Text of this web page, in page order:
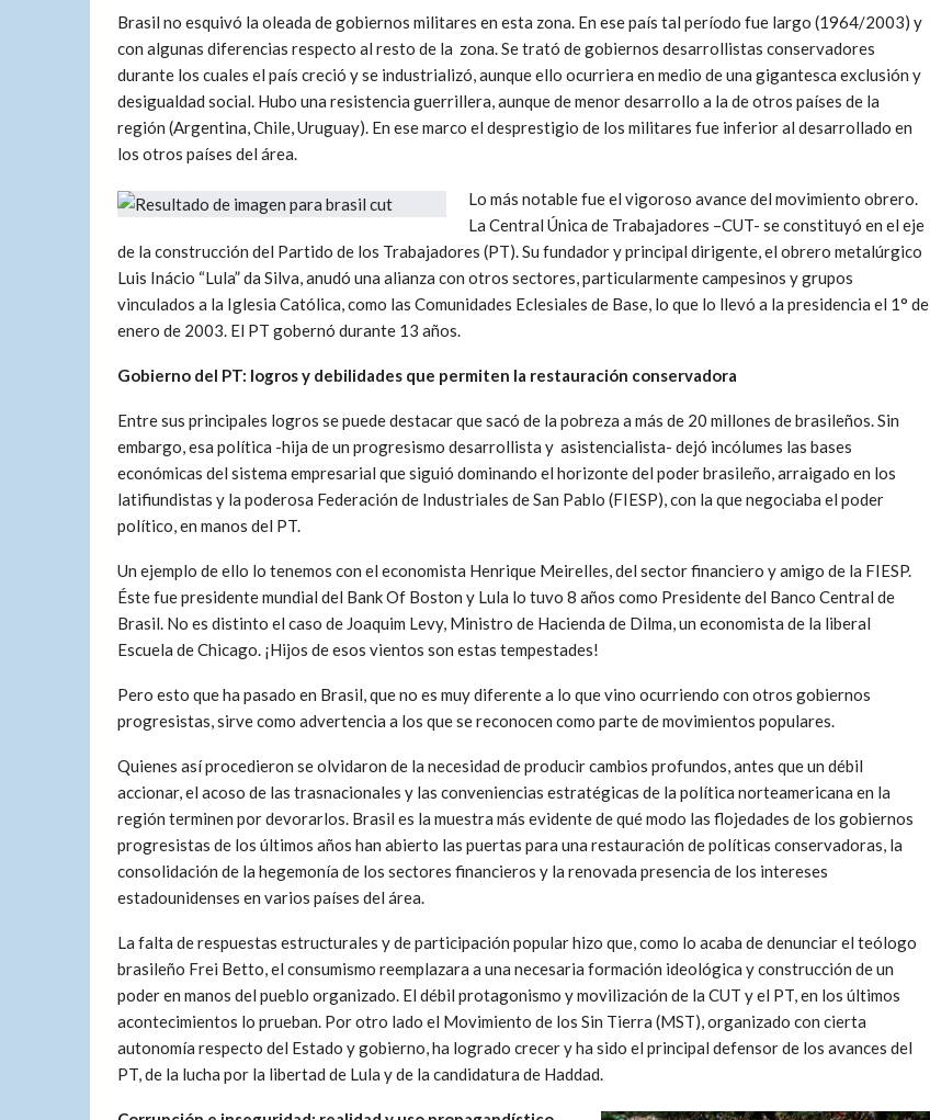
Brasil no esquivó la oleada de gobiernos militares en esta zona. En ese país tal período fue largo (1964/2003) y
con algunas diferencias respecto al resto de la zona. Se trató de gobiernos desarrollistas conservadores
durante los cuales el país creció y se industrializó, aunque ello ocurriera en medio de una gigantesca exclusión y
desigualdad social. Hubo una resistencia guerrillera, aunque de menor desarrollo a la de otros países de la
región (Argentina, Chile, Uruguay). En ese marco el desprestigio de los militares fue inferior al desarrollado en
los otros países del área.
Lo más notable fue el vigoroso avance del movimiento obrero.
La Central Única de Trabajadores –CUT- se constituyó en el eje
de la construcción del Partido de los Trabajadores (PT). Su fundador y principal dirigente, el obrero metalúrgico
Luis Inácio “Lula” da Silva, anudó una alianza con otros sectores, particularmente campesinos y grupos
vinculados a la Iglesia Católica, como las Comunidades Eclesiales de Base, lo que lo llevó a la presidencia el 1° de
enero de 2003. El PT gobernó durante 13 años.
Gobierno del PT: logros y debilidades que permiten la restauración conservadora
Entre sus principales logros se puede destacar que sacó de la pobreza a más de 20 millones de brasileños. Sin
embargo, esa política -hija de un progresismo desarrollista y asistencialista- dejó incólumes las bases
económicas del sistema empresarial que siguió dominando el horizonte del poder brasileño, arraigado en los
latifiundistas y la poderosa Federación de Industriales de San Pablo (FIESP), con la que negociaba el poder
político, en manos del PT.
Un ejemplo de ello lo tenemos con el economista Henrique Meirelles, del sector financiero y amigo de la FIESP.
Éste fue presidente mundial del Bank Of Boston y Lula lo tuvo 8 años como Presidente del Banco Central de
Brasil. No es distinto el caso de Joaquim Levy, Ministro de Hacienda de Dilma, un economista de la liberal
Escuela de Chicago. ¡Hijos de esos vientos son estas tempestades!
Pero esto que ha pasado en Brasil, que no es muy diferente a lo que vino ocurriendo con otros gobiernos
progresistas, sirve como advertencia a los que se reconocen como parte de movimientos populares.
Quienes así procedieron se olvidaron de la necesidad de producir cambios profundos, antes que un débil
accionar, el acoso de las trasnacionales y las conveniencias estratégicas de la política norteamericana en la
región terminen por devorarlos. Brasil es la muestra más evidente de qué modo las flojedades de los gobiernos
progresistas de los últimos años han abierto las puertas para una restauración de políticas conservadoras, la
consolidación de la hegemonía de los sectores financieros y la renovada presencia de los intereses
estadounidenses en varios países del área.
La falta de respuestas estructurales y de participación popular hizo que, como lo acaba de denunciar el teólogo
brasileño Frei Betto, el consumismo reemplazara a una necesaria formación ideológica y construcción de un
poder en manos del pueblo organizado. El débil protagonismo y movilización de la CUT y el PT, en los últimos
acontecimientos lo prueban. Por otro lado el Movimiento de los Sin Tierra (MST), organizado con cierta
autonomía respecto del Estado y gobierno, ha logrado crecer y ha sido el principal defensor de los avances del
PT, de la lucha por la libertad de Lula y de la candidatura de Haddad.